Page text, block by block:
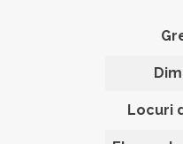
Locuri